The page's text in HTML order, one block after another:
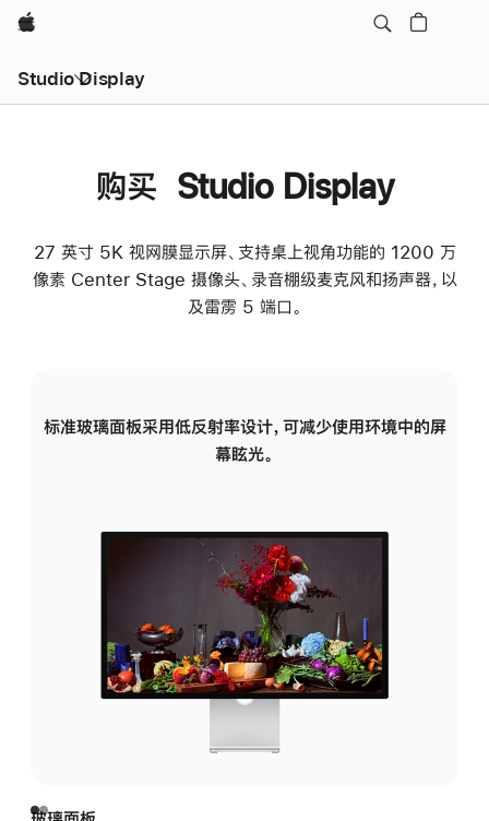
Apple
Studio Display
购买 Studio Display
27 英寸 5K 视网膜显示屏、支持桌上视角功能的 1200 万
像素 Center Stage 摄像头、录音棚级麦克风和扬声器，以
及雷雳 5 端口。
标准玻璃面板采用低反射率设计，可减少使用环境中的屏
幕眩光。